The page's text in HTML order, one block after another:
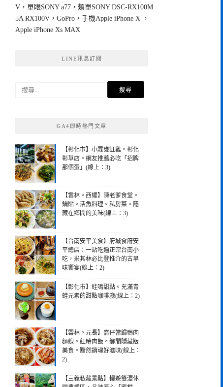
V，單眼SONY a77，類單SONY DSC-RX100M
5A RX100V，GoPro，手機Apple iPhone X ，
Apple iPhone Xs MAX
LINE訊息訂閱
搜
GA4即時熱門文章
【彰化市】小霖甕缸雞。彰化
彰草店。網友推薦必吃「招牌
那個蛋」(線上：3)
【雲林。西螺】陳老爹食堂。
鍋貼。活魚料理。私房菜。隱
藏在鄉間的美味(線上：3)
【台南安平美食】府城食府安
平總店：一站吃遍正宗台南小
吃，米其林必比登推介的古早
味饗宴(線上：2)
【彰化市】蛙鳴甜點。充滿青
蛙元素的甜點咖啡廳(線上：2)
【雲林。元長】崙仔當歸鴨肉
麵線。紅糟肉飯。鄉間隱藏版
美食。黯然銷魂好滋味(線上：
2)
【三義私藏景點】慢遊雙潭休